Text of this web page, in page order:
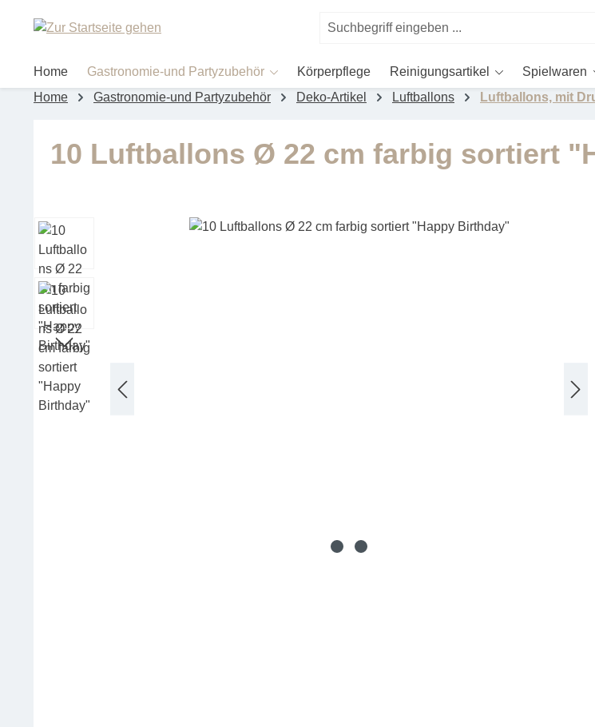
Hauptinhalt springen
Zur Suche springen
Home Gastronomie-und Partyzubehör Körperpflege Reinigungsartikel Spielwaren
Home
Gastronomie-und Partyzubehör Deko-Artikel Luftballons Luftballons, mit
10 Luftballons Ø 22 cm farbig sortiert
Bildergalerie überspringen